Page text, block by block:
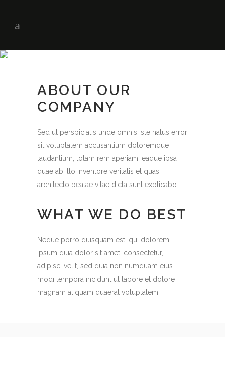
ABOUT OUR
COMPANY
Sed ut perspiciatis unde omnis iste natus error
sit voluptatem accusantium doloremque
laudantium, totam rem aperiam, eaque ipsa
quae ab illo inventore veritatis et quasi
architecto beatae vitae dicta sunt explicabo.
WHAT WE DO BEST
Neque porro quisquam est, qui dolorem
ipsum quia dolor sit amet, consectetur,
adipisci velit, sed quia non numquam eius
modi tempora incidunt ut labore et dolore
magnam aliquam quaerat voluptatem.